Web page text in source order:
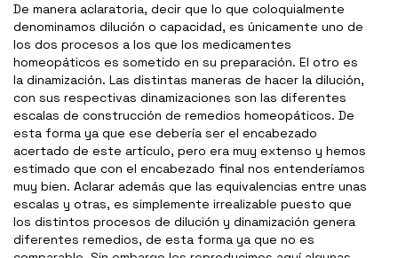
De manera aclaratoria, decir que lo que coloquialmente
denominamos dilución o capacidad, es únicamente uno de
los dos procesos a los que los medicamentes
homeopáticos es sometido en su preparación. El otro es
la dinamización. Las distintas maneras de hacer la dilución,
con sus respectivas dinamizaciones son las diferentes
escalas de construcción de remedios homeopáticos. De
esta forma ya que ese debería ser el encabezado
acertado de este artículo, pero era muy extenso y hemos
estimado que con el encabezado final nos entenderíamos
muy bien. Aclarar además que las equivalencias entre unas
escalas y otras, es simplemente irrealizable puesto que
los distintos procesos de dilución y dinamización genera
diferentes remedios, de esta forma ya que no es